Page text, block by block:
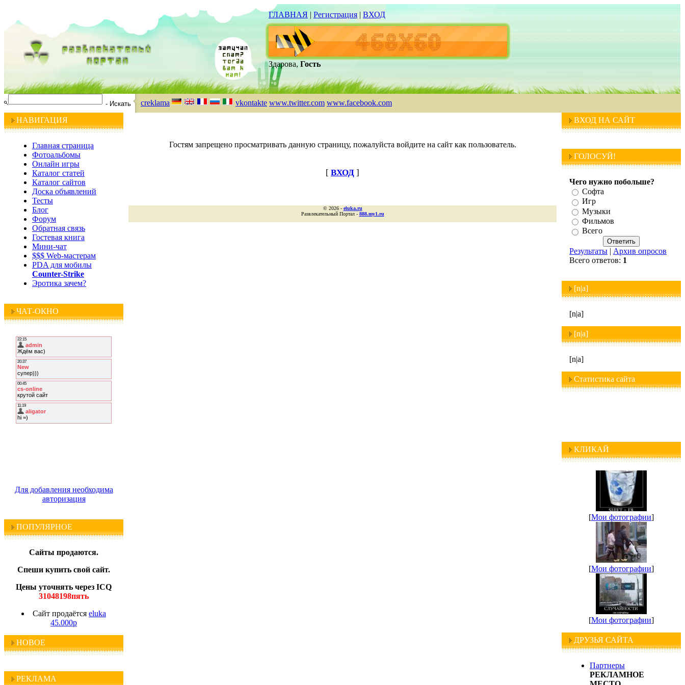
ГЛАВНАЯ | Регистрация | ВХОД
Здарова, Гость
creklama vkontakte www.twitter.com www.facebook.com
НАВИГАЦИЯ
Главная страница
Фотоальбомы
Онлайн игры
Каталог статей
Каталог сайтов
Доска объявлений
Тесты
Блог
Форум
Обратная связь
Гостевая книга
Мини-чат
$$$ Web-мастерам
PDA для мобилы
Counter-Strike
Эротика зачем?
ЧАТ-ОКНО
Для добавления необходима
авторизация
ПОПУЛЯРНОЕ
Сайты продаются.
Спеши купить свой сайт.
Цены уточнять через ICQ
31048198пять
Сайт продаётся eluka
45.000р
НОВОЕ
РЕКЛАМА
Гостям запрещено просматривать данную страницу, пожалуйста войдите на сайт как пользователь.
[ ВХОД ]
© 2026 - eluka.ru
Развлекательный Портал - 888.my1.ru
ВХОД НА САЙТ
ГОЛОСУЙ!
Чего нужно побольше?
Софта
Игр
Музыки
Фильмов
Всего
Результаты | Архив опросов
Всего ответов: 1
[n|a]
[n|a]
[n|a]
[n|a]
Статистика сайта
КЛИКАЙ
[Мои фотографии]
[Мои фотографии]
[Мои фотографии]
ДРУЗЬЯ САЙТА
Партнеры
РЕКЛАМНОЕ